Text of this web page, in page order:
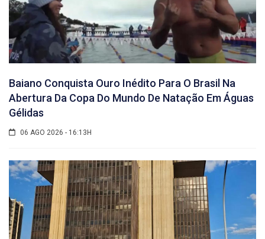
Baiano Conquista Ouro Inédito Para O Brasil Na
Abertura Da Copa Do Mundo De Natação Em Águas
Gélidas
06 AGO 2026 - 16:13H